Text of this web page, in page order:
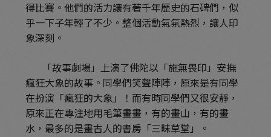
得比賽。他們的活力讓有著千年歷史的石碑們，似
乎一下子年輕了不少。整個活動氣氛熱烈，讓人印
象深刻。
「故事劇場」上演了佛陀以「施無畏印」安撫
瘋狂大象的故事。同學們笑聲陣陣，原來是有同學
在扮演「瘋狂的大象」！而有時同學們又很安靜，
原來正在專注地用毛筆畫畫，有的畫山，有的畫
水，最多的是畫古人的書房「三昧草堂」。